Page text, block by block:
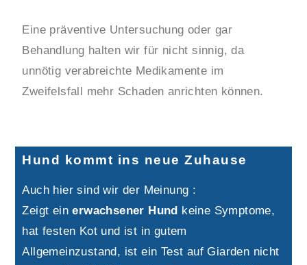
Eine präventive Untersuchung oder gar
Behandlung halten wir für nicht sinnig, da
unnötig verabreichte Medikamente im
Zweifelsfall mehr Schaden anrichten können.
Hund kommt ins neue Zuhause
Auch hier sind wir der Meinung :
Zeigt einerwachsener Hund keine Symptome,
hat festen Kot und ist in gutem
Allgemeinzustand, ist ein Test auf Giarden nicht